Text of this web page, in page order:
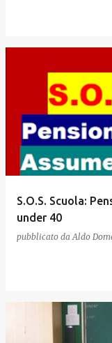
S.O.S. Scuola:
under 40
pubblicato da Aldo